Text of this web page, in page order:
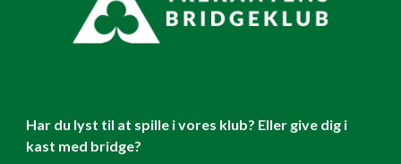
Har du lyst til at spille i vores klub? Eller give dig i
kast med bridge?